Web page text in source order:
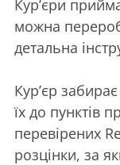
Кур’єри
можна
детальна
Кур’єр
їх до пунктів
перевірених
розцінки, за